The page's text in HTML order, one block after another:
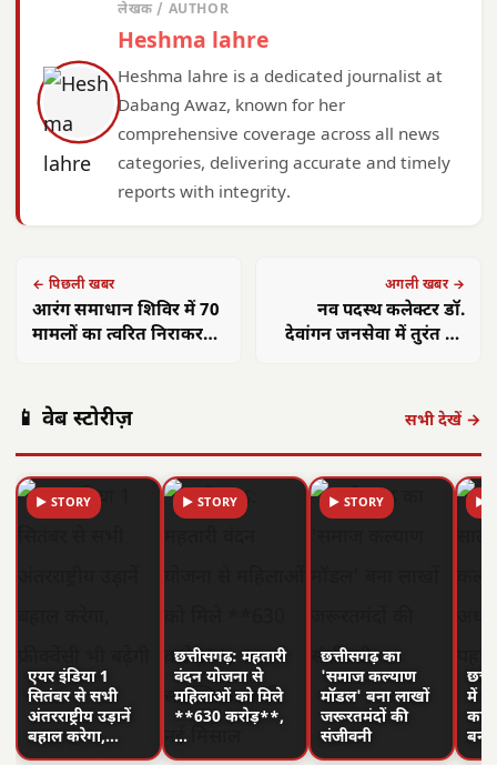
लेखक / AUTHOR
Heshma lahre
Heshma lahre is a dedicated journalist at
Dabang Awaz, known for her
comprehensive coverage across all news
categories, delivering accurate and timely
reports with integrity.
← पिछली खबर
आरंग समाधान शिविर में 70
मामलों का त्वरित निराकरण
अगली खबर →
नव पदस्थ कलेक्टर डॉ.
देवांगन जनसेवा में तुरंत हुए
📱 वेब स्टोरीज़ सभी देखें →
▶ STORY
एयर इंडिया 1
सितंबर से सभी
अंतरराष्ट्रीय उड़ानें
बहाल करेगा,…
▶ STORY
छत्तीसगढ़: महतारी
वंदन योजना से
महिलाओं को मिले
**630 करोड़**,
…
▶ STORY
छत्तीसगढ़ का
'समाज कल्याण
मॉडल' बना लाखों
जरूरतमंदों की
संजीवनी
▶
में
का